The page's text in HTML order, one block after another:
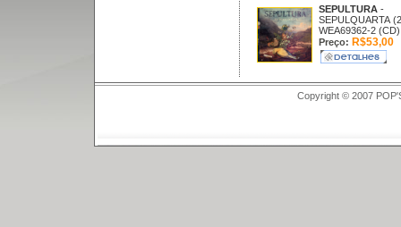
SEPULTURA -
SEPULQUARTA
WEA69362-2 (CD)
Preço: R$53,00
Copyright © 2007